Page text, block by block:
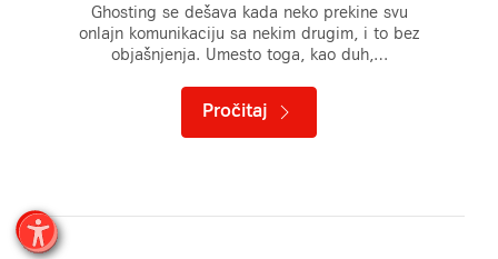
Ghosting se dešava kada neko prekine svu
onlajn komunikaciju sa nekim drugim, i to bez
objašnjenja. Umesto toga, kao duh,…
Pročitaj